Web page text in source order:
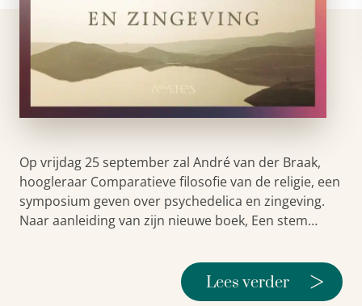
Op vrijdag 25 september zal André van der Braak,
hoogleraar Comparatieve filosofie van de religie, een
symposium geven over psychedelica en zingeving.
Naar aanleiding van zijn nieuwe boek, Een stem…
Lees verder >